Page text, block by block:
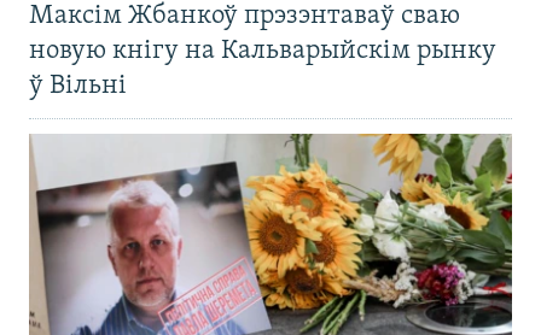
Максім Жбанкоў прэзэнтаваў сваю
новую кнігу на Кальварыйскім рынку
ў Вільні